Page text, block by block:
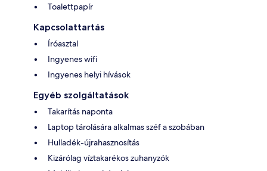
Toalettpapír
Kapcsolattartás
Íróasztal
Ingyenes wifi
Ingyenes helyi hívások
Egyéb szolgáltatások
Takarítás naponta
Laptop tárolására alkalmas széf a szobában
Hulladék-újrahasznosítás
Kizárólag víztakarékos zuhanyzók